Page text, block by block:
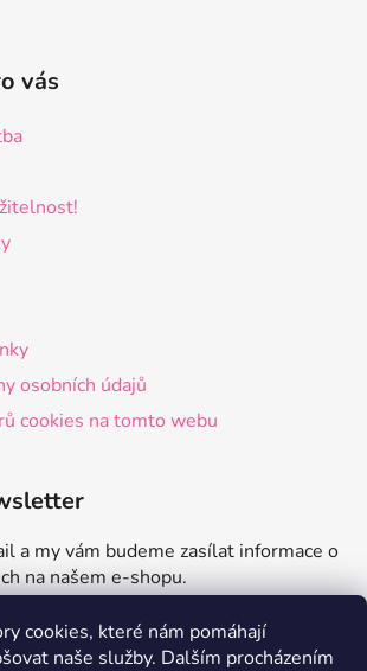
cookies, které nám pomáhají
naše služby. Dalším procházením
vás
osobních údajů
cookies na tomto webu
a my vám budeme zasílat informace o
na našem e-shopu.